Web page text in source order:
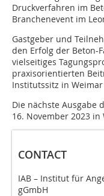
Druckverfahren im
Branchenevent im
Gastgeber und
den Erfolg der Beton-
vielseitiges
praxisorientierten
Institutssitz in
Die nächste Ausgabe
16. November 2023
CONTACT
IAB – Institut für
gGmbH